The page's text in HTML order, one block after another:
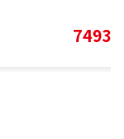
7493